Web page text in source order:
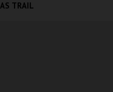
TRAIL